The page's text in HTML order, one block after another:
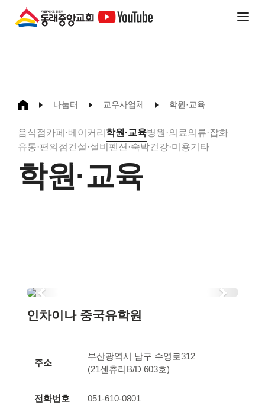
나눔터 교우사업체 학원·교육
음식점카페·베이커리 학원·교육병원·의료의류·잡화
유통·편의점건설·설비 펜션·숙박건강·미용기타
학원·교육
Previous Next
인차이나 중국유학원
주소
부산광역시 남구 수영로312
(21센츄리B/D 603호)
전화번호 051-610-0801